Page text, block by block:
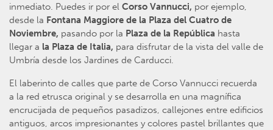
inmediato. Puedes ir por el Corso Vannucci, por ejemplo,
desde la Fontana Maggiore de la Plaza del Cuatro de
Noviembre, pasando por la Plaza de la República hasta
llegar a la Plaza de Italia, para disfrutar de la vista del valle de
Umbría desde los Jardines de Carducci.
El laberinto de calles que parte de Corso Vannucci recuerda
a la red etrusca original y se desarrolla en una magnífica
encrucijada de pequeños pasadizos, callejones entre edificios
antiguos, arcos impresionantes y colores pastel brillantes que